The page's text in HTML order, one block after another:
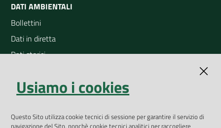
DATI AMBIENTALI
Bollettini
Dati in diretta
Dati storici
Open Data
App Arpav
Usiamo i cookies
Questo Sito utilizza cookie tecnici di sessione per garantire il servizio di
navigazione del Sito, nonchè cookie tecnici analitici per raccogliere